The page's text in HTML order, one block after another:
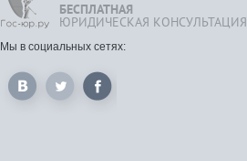
БЕСПЛАТНАЯ
ЮРИДИЧЕСКАЯ КОНСУЛЬТАЦИЯ
Мы в социальных сетях: